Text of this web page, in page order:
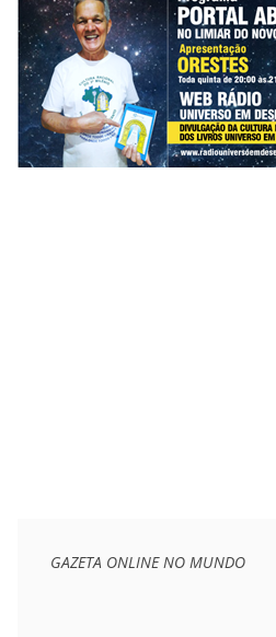
GAZETA ONLINE NO MUNDO